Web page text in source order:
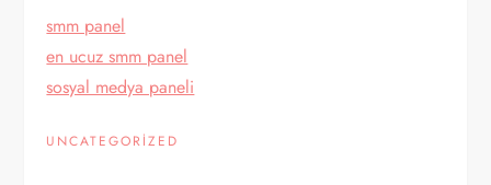
smm panel
en ucuz smm panel
sosyal medya paneli
UNCATEGORIZED